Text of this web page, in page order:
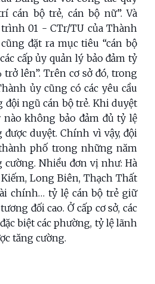
cán bộ trẻ, cán bộ nữ”. Và
01 - CTr/TU của Thành
đặt ra mục tiêu “cán bộ
cấp ủy quản lý bảo đảm tỷ
trở lên”. Trên cơ sở đó, trong
ủy cũng có các yêu cầu
đội ngũ cán bộ trẻ. Khi duyệt
nào không bảo đảm đủ tỷ lệ
duyệt. Chính vì vậy, đội
phố trong những năm
cường. Nhiều đơn vị như: Hà
Long Biên, Thạch Thất
chính… tỷ lệ cán bộ trẻ giữ
đối cao. Ở cấp cơ sở, các
biệt các phường, tỷ lệ lãnh
tăng cường.